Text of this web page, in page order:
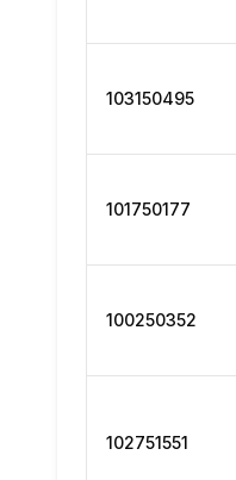
103150495
101750177
100250352
102751551